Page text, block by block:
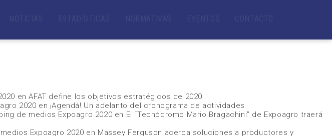
enAFAT define los objetivos estratégicos de 2020
2020 en ¡Agendá! Un adelanto del cronograma de actividades
de medios Expoagro 2020 en El “Tecnódromo Mario Bragachini” de Expoagro traerá
Expoagro 2020 en Massey Ferguson acerca soluciones a productores y